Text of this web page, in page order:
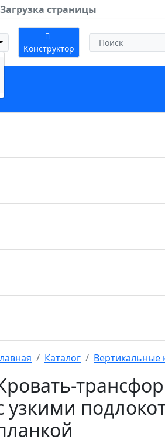
Загрузка страницы
Конструктор
Каталог Вертикальные
узкими